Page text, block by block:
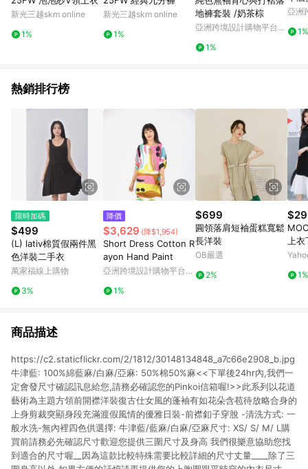
新光三越skm online
1%
新光三越skm online
1%
地褲套裝 /奶茶棕
亞洲跨境設計購物平台
1%
亞洲
1%
熱銷排行榜
限時加碼
$499
(L) lativ棉質假兩件黑
色洋裝二手衣
萬家福線上購物
3%
降價
$3,629 (降$1,954)
Short Dress Cotton R
ayon Hand Paint
亞洲跨境設計購物平台
1%
$699
圓領落肩短袖蛋糕寬鬆
長洋裝
OB嚴選
2%
上
色百
1%
商品描述
https://c2.staticflickr.com/2/1812/30148134848_a7c66e2908_b.jpg
牛津藍: 100%綿藍麻/白麻/亞麻: 50%棉50%麻<<下單後24hr內,我們一
定會發尺寸確認訊息給您,請務必確認您的Pinkoi信箱喔!>>此系列以花道
藝術為主題方領前開襟洋裝復古仕女風的蓬袖有如花朵含苞待放略合身的
上身剪裁突顯身段充滿渡假風情的優雅日裝-前襟釦子穿脫 -清洗方式: 一
般水洗-無內裡四色供選擇: 牛津藍/藍麻/白麻/亞麻尺寸: XS/ S/ M/ L購
買前請務必先確認尺寸歡迎您提供三圍尺寸及身高 我們很樂意協助您找
到適合的尺寸喔__因為這款比較特殊需要比較詳細的尺寸丈量____除了三